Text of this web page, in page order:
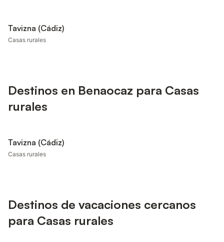
Tavizna (Cádiz)
Casas rurales
Destinos en Benaocaz para Casas
rurales
Tavizna (Cádiz)
Casas rurales
Destinos de vacaciones cercanos
para Casas rurales